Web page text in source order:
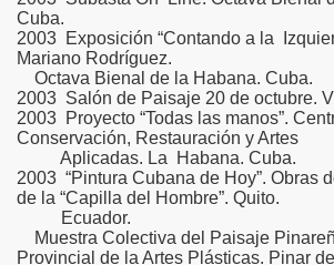
Cuba.
2003 Exposición “Contando a la
Mariano Rodríguez.
Octava Bienal de la Habana. Cuba.
2003 Salón de Paisaje 20 de octubre.
2003 Proyecto “Todas las manos”.
Conservación, Restauración y
Aplicadas. La Habana. Cuba.
2003 “Pintura Cubana de Hoy”. Obras
de la “Capilla del Hombre”. Quito.
Ecuador.
Muestra Colectiva del Paisaje
Provincial de la Artes Plásticas. Pinar del